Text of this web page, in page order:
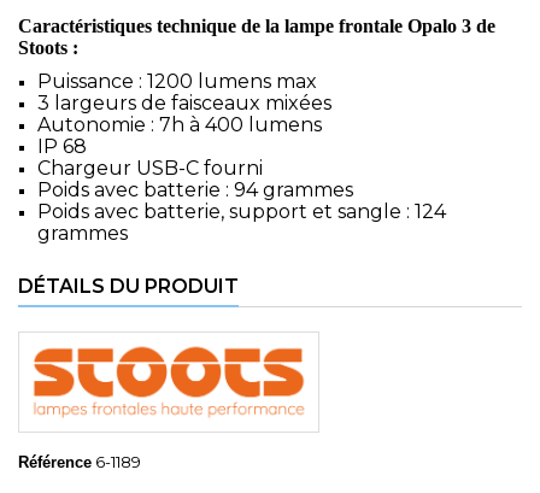
Caractéristiques technique de la lampe frontale Opalo 3 de
Stoots :
Puissance : 1200 lumens max
3 largeurs de faisceaux mixées
Autonomie : 7h à 400 lumens
IP 68
Chargeur USB-C fourni
Poids avec batterie : 94 grammes
Poids avec batterie, support et sangle : 124
grammes
DÉTAILS DU PRODUIT
Référence 6-1189